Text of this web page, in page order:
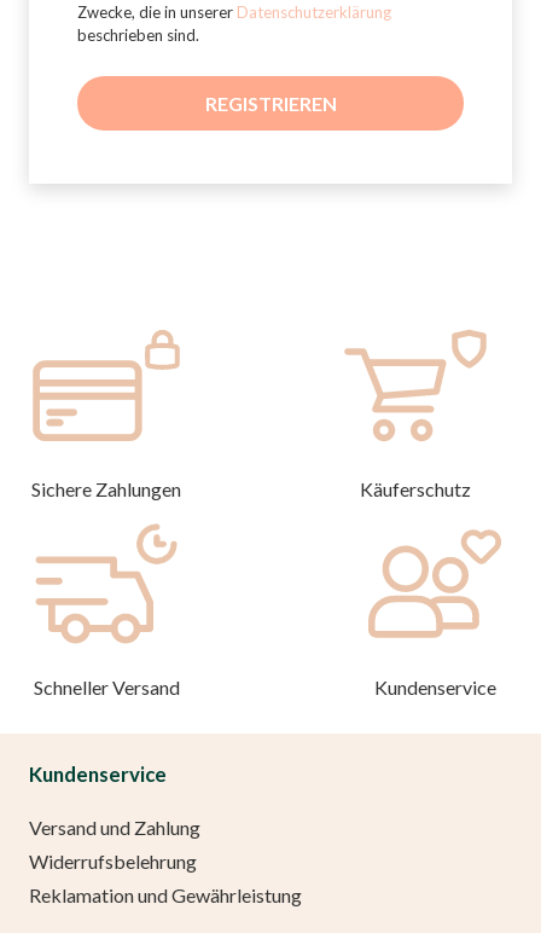
Zwecke, die in unserer Datenschutzerklärung
beschrieben sind.
REGISTRIEREN
Sichere Zahlungen Käuferschutz
Schneller Versand Kundenservice
Kundenservice
Versand und Zahlung
Widerrufsbelehrung
Reklamation und Gewährleistung